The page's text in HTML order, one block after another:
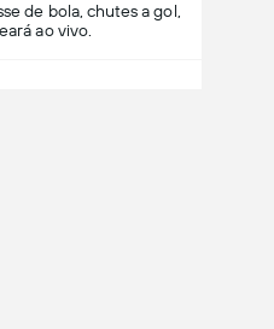
de bola, chutes a gol,
ao vivo.